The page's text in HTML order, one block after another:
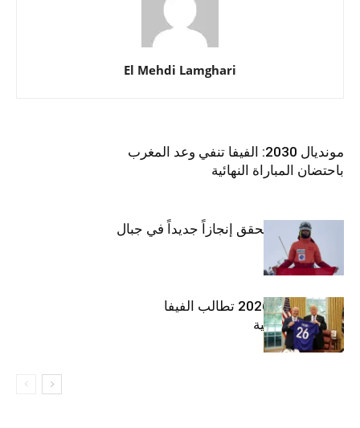
El Mehdi Lamghari
مونديال 2030: الفيفا تنفي وعد المغرب
باحتضان المباراة النهائية
يوسف التازي يحقق إنجازاً جديداً في جبال
الهيمالايا
مدن مونديال 2026 تطالب الفيفا
بمستحقات مالية